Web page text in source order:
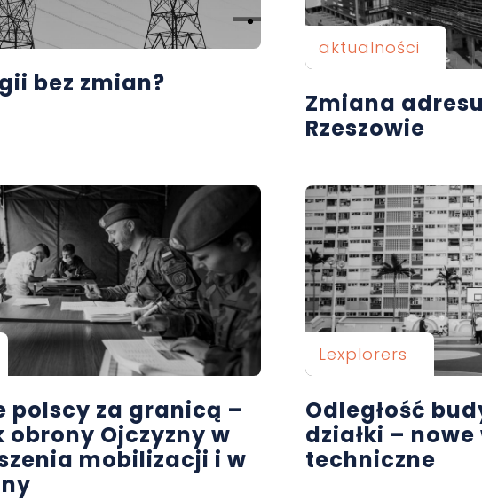
bez zmian?
aktualności
Zmiana
Rzeszowie
polscy za granicą –
obrony Ojczyzny w
mobilizacji i w
Lexplorers
Odległość
działki –
techniczne